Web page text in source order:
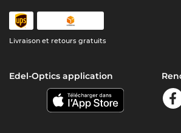
Livraison et retours gratuits
Edel-Optics application